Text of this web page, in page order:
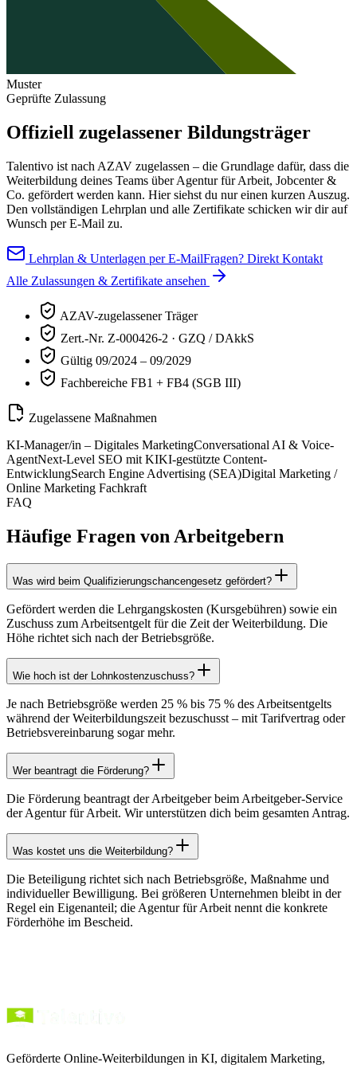
Muster
Geprüfte Zulassung
Offiziell zugelassener Bildungsträger
Talentivo ist nach AZAV zugelassen – die Grundlage dafür, dass die
Weiterbildung deines Teams über Agentur für Arbeit, Jobcenter &
Co. gefördert werden kann. Hier siehst du nur einen kurzen Auszug.
Den vollständigen Lehrplan und alle Zertifikate schicken wir dir auf
Wunsch per E-Mail zu.
Lehrplan & Unterlagen per E-MailFragen? Direkt Kontakt
Alle Zulassungen & Zertifikate ansehen
AZAV-zugelassener Träger
Zert.-Nr. Z-000426-2 · GZQ / DAkkS
Gültig 09/2024 – 09/2029
Fachbereiche FB1 + FB4 (SGB III)
Zugelassene Maßnahmen
KI-Manager/in – Digitales MarketingConversational AI & Voice-
AgentNext-Level SEO mit KIKI-gestützte Content-
EntwicklungSearch Engine Advertising (SEA)Digital Marketing /
Online Marketing Fachkraft
FAQ
Häufige Fragen von Arbeitgebern
Was wird beim Qualifizierungschancengesetz gefördert?
Gefördert werden die Lehrgangskosten (Kursgebühren) sowie ein
Zuschuss zum Arbeitsentgelt für die Zeit der Weiterbildung. Die
Höhe richtet sich nach der Betriebsgröße.
Wie hoch ist der Lohnkostenzuschuss?
Je nach Betriebsgröße werden 25 % bis 75 % des Arbeitsentgelts
während der Weiterbildungszeit bezuschusst – mit Tarifvertrag oder
Betriebsvereinbarung sogar mehr.
Wer beantragt die Förderung?
Die Förderung beantragt der Arbeitgeber beim Arbeitgeber-Service
der Agentur für Arbeit. Wir unterstützen dich beim gesamten Antrag.
Was kostet uns die Weiterbildung?
Die Beteiligung richtet sich nach Betriebsgröße, Maßnahme und
individueller Bewilligung. Bei größeren Unternehmen bleibt in der
Regel ein Eigenanteil; die Agentur für Arbeit nennt die konkrete
Förderhöhe im Bescheid.
Geförderte Online-Weiterbildungen in KI, digitalem Marketing,